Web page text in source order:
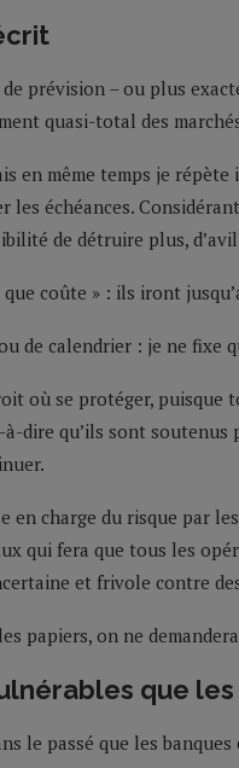
prévision – ou plus
quasi-total des
en même temps je
les échéances.
de détruire plus,
coûte » : ils iront
de calendrier : je ne
où se protéger,
à-dire qu’ils sont
en charge du risque par
qui fera que tous les
et frivole contre
papiers, on ne
que
le passé que les